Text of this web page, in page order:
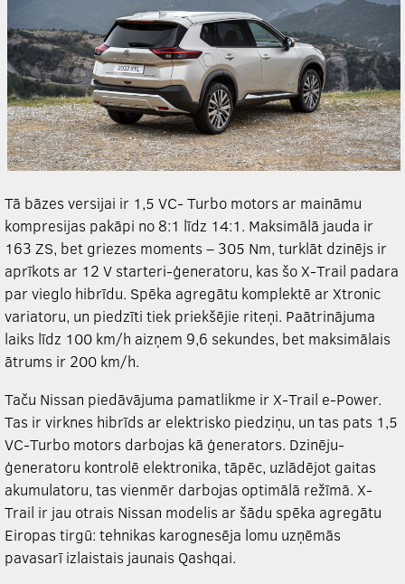
Tā bāzes versijai ir 1,5 VC- Turbo motors ar maināmu
kompresijas pakāpi no 8:1 līdz 14:1. Maksimālā jauda ir
163 ZS, bet griezes moments – 305 Nm, turklāt dzinējs ir
aprīkots ar 12 V starteri-ģeneratoru, kas šo X-Trail padara
par vieglo hibrīdu. Spēka agregātu komplektē ar Xtronic
variatoru, un piedzīti tiek priekšējie riteņi. Paātrinājuma
laiks līdz 100 km/h aizņem 9,6 sekundes, bet maksimālais
ātrums ir 200 km/h.
Taču Nissan piedāvājuma pamatlikme ir X-Trail e-Power.
Tas ir virknes hibrīds ar elektrisko piedziņu, un tas pats 1,5
VC-Turbo motors darbojas kā ģenerators. Dzinēju-
ģeneratoru kontrolē elektronika, tāpēc, uzlādējot gaitas
akumulatoru, tas vienmēr darbojas optimālā režīmā. X-
Trail ir jau otrais Nissan modelis ar šādu spēka agregātu
Eiropas tirgū: tehnikas karognesēja lomu uzņēmās
pavasarī izlaistais jaunais Qashqai.